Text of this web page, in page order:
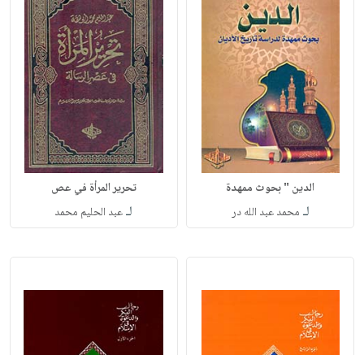
الدين " بحوث ممهدة
لـ محمد عبد الله در
تحرير المرأة في عص
لـعبد الحليم محمد